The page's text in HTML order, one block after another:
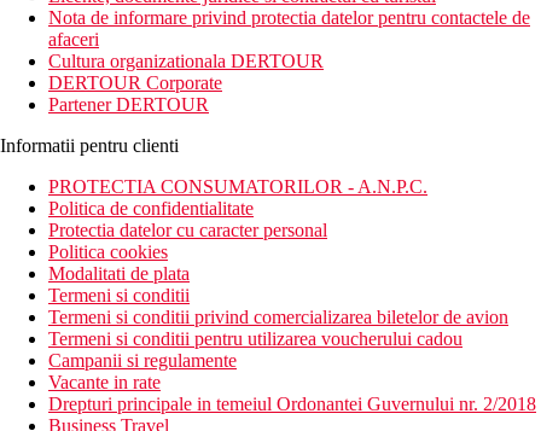
linistita in apropierea marii.
Distanta
plaja: 80 m
aeroport: 15 km
centru: 9 km (Argassi)
optiuni de cumparaturi: 400 m in jurul hotelului
Descrierea camerei
Toate tipurile de camere dispun de:
baie/WC (dus sau cada, uscator de par)
aer conditionat individual (gratuit)
telefon
TV/sat.
frigider
seif (gratuit)
facilitati pentru prepararea de cafea si ceai
balcon sau terasa
Descrierea hotelului
Nota de informare privind protectia datelor pentru contactele de
afaceri
Cultura organizationala DERTOUR
DERTOUR Corporate
Partener DERTOUR
Informatii pentru clienti
PROTECTIA CONSUMATORILOR - A.N.P.C.
Politica de confidentialitate
Protectia datelor cu caracter personal
Politica cookies
Modalitati de plata
Termeni si conditii
Termeni si conditii privind comercializarea biletelor de avion
Termeni si conditii pentru utilizarea voucherului cadou
Campanii si regulamente
Vacante in rate
Drepturi principale in temeiul Ordonantei Guvernului nr. 2/2018
Business Travel